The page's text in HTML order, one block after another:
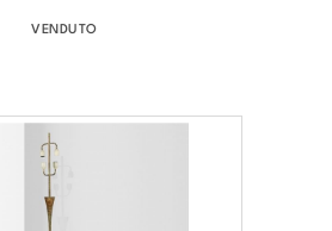
VENDUTO